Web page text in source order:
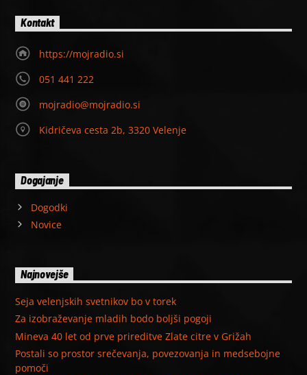
Kontakt
https://mojradio.si
051 441 222
mojradio@mojradio.si
Kidričeva cesta 2b, 3320 Velenje
Dogajanje
Dogodki
Novice
Najnovejše
Seja velenjskih svetnikov bo v torek
Za izobraževanje mladih bodo boljši pogoji
Mineva 40 let od prve prireditve Zlate citre v Grižah
Postali so prostor srečevanja, povezovanja in medsebojne
pomoči